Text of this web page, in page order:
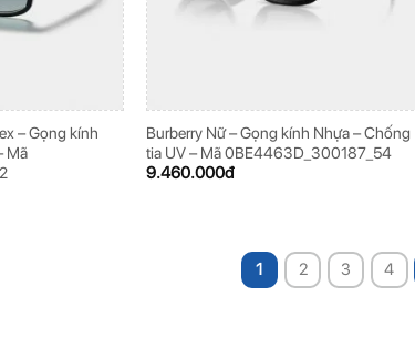
– Gọng kính
Mã
Burberry Nữ – Gọng kính Nhựa – Chống
tia UV – Mã 0BE4463D_300187_54
9.460.000đ
1 2 3 4